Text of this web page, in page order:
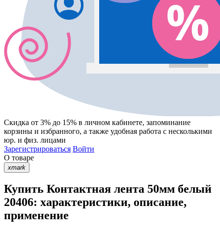
Скидка от 3% до 15% в личном кабинете, запоминание
корзины и избранного, а также удобная работа с несколькими
юр. и физ. лицами
Зарегистрироваться Войти
О товаре
xmark
Купить Контактная лента 50мм белый
20406: характеристики, описание,
применение